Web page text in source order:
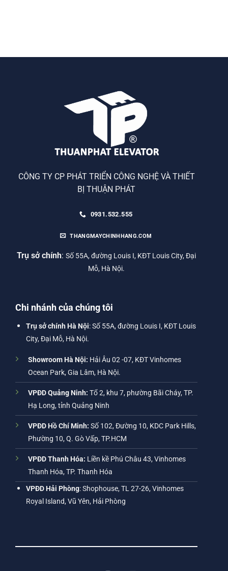
CÔNG TY CP PHÁT TRIỂN CÔNG NGHỆ VÀ THIẾT
BỊ THUẬN PHÁT
0931.532.555
THANGMAYCHINHHANG.COM
Trụ sở chính: Số 55A, đường Louis I, KĐT Louis City, Đại
Mỗ, Hà Nội.
Chi nhánh của chúng tôi
Trụ sở chính Hà Nội: Số 55A, đường Louis I, KĐT Louis
City, Đại Mỗ, Hà Nội.
Showroom Hà Nội: Hải Âu 02 -07, KĐT Vinhomes
Ocean Park, Gia Lâm, Hà Nội.
VPĐD Quảng Ninh: Tổ 2, khu 7, phường Bãi Cháy, TP.
Hạ Long, tỉnh Quảng Ninh
VPĐD Hồ Chí Minh: Số 102, Đường 10, KDC Park Hills,
Phường 10, Q. Gò Vấp, TP.HCM
VPĐD Thanh Hóa: Liền kề Phú Châu 43, Vinhomes
Thanh Hóa, TP. Thanh Hóa
VPĐD Hải Phòng: Shophouse, TL 27-26, Vinhomes
Royal Island, Vũ Yên, Hải Phòng